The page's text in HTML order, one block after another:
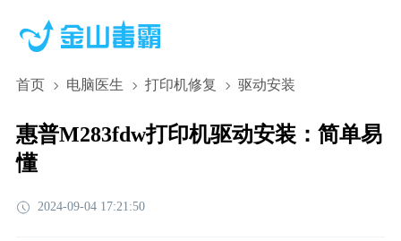
首页 电脑医生 打印机修复 驱动安装
惠普M283fdw打印机驱动安装：简单易
懂
2024-09-04 17:21:50